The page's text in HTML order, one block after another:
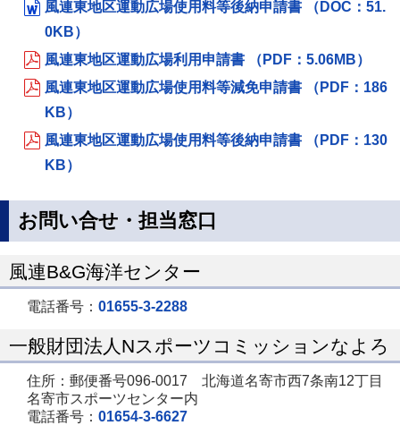
風連東地区運動広場使用料等後納申請書 （DOC：51.
0KB）
風連東地区運動広場利用申請書 （PDF：5.06MB）
風連東地区運動広場使用料等減免申請書 （PDF：186
KB）
風連東地区運動広場使用料等後納申請書 （PDF：130
KB）
お問い合せ・担当窓口
風連B&G海洋センター
電話番号： 01655-3-2288
一般財団法人Nスポーツコミッションなよろ
住所：郵便番号096-0017 北海道名寄市西7条南12丁目
名寄市スポーツセンター内
電話番号： 01654-3-6627